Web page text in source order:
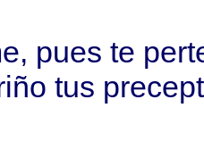
, pues te
tus